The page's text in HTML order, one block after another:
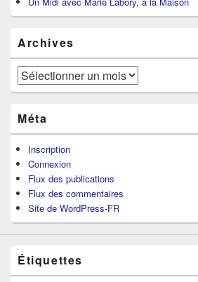
Archives
Archives
Méta
Inscription
Connexion
Flux des publications
Flux des commentaires
Site de WordPress-FR
Étiquettes